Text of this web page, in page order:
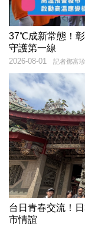
37℃成新常態！
守護第一線
記者鄧富
2026-08-01
台日青春交流！
市情誼